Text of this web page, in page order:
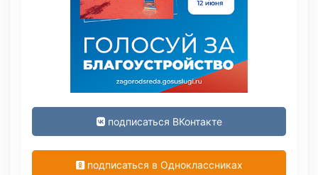
подписаться ВКонтакте
подписаться в Одноклассниках